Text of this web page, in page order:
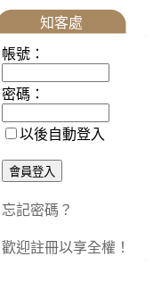
知客處
帳號：
密碼：
以後自動登入
忘記密碼？
歡迎註冊以享全權！